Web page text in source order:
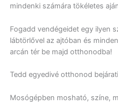
mindenki számára tökéletes
Fogadd vendégeidet egy ilyen
lábtörlővel az ajtóban és
arcán tér be majd otthonodba!
Tedd egyedivé otthonod
Mosógépben mosható, színe,